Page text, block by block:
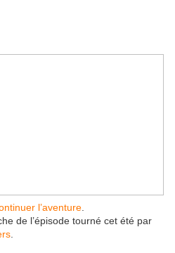
l’aventure
de l’épisode tourné cet été par